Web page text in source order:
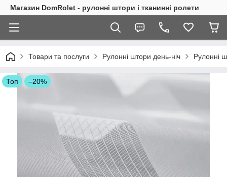
Магазин DomRolet - рулонні штори і тканинні ролети
Товари та послуги Рулонні штори день-ніч Рулонні
Топ –20%